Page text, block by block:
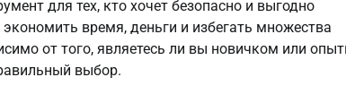
для тех, кто хочет безопасно и выгодно
время, деньги и избегать множества
от того, являетесь ли вы новичком или
выбор.